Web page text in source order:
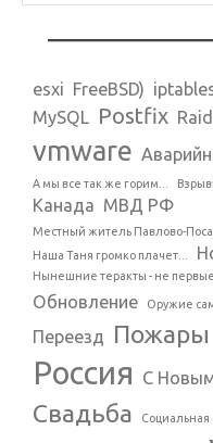
esxi FreeBSD)
MySQL Postfix
vmware
А мы все так же горим...
Канада МВД РФ
Местный житель Павлово-
Наша Таня громко плачет...
Нынешние теракты - не
Обновление Оружие
Переезд Пожары
Россия С
Свадьба Социальная